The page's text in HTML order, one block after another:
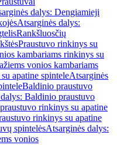
dalys: Dengiamieji
Atsarginės dalys:
Rankšluosčių
Praustuvo rinkinys su
kambariams rinkinys su
vonios kambariams
apatine spinteleAtsarginės
Baldinio praustuvo
Baldinio praustuvo
rinkinys su apatine
rinkinys su apatine
spintelėsAtsarginės dalys:
vonios